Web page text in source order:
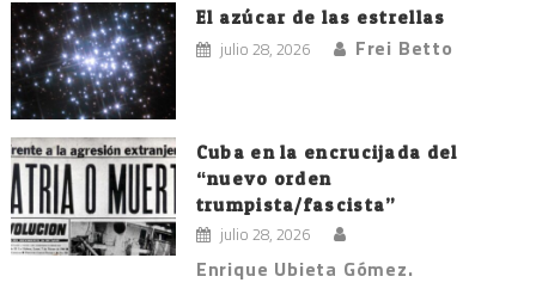
El azúcar de las estrellas
julio 28, 2026 Frei Betto
Cuba en la encrucijada del
“nuevo orden
trumpista/fascista”
julio 28, 2026
Enrique Ubieta Gómez.